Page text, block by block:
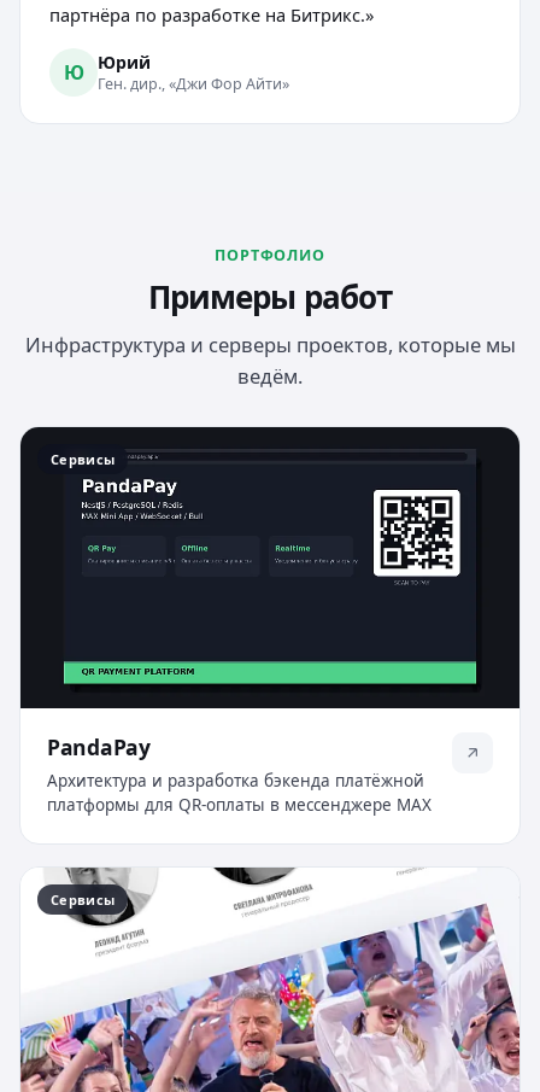
партнёра по разработке на Битрикс.»
Ю Юрий
Ген. дир., «Джи Фор Айти»
ПОРТФОЛИО
Примеры работ
Инфраструктура и серверы проектов, которые мы
ведём.
Сервисы
PandaPay
Архитектура и разработка бэкенда платёжной
платформы для QR-оплаты в мессенджере MAX
Сервисы